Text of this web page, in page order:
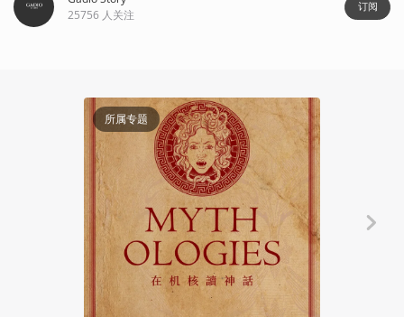
25756 人关注
订阅
所属专题
Gadio Story